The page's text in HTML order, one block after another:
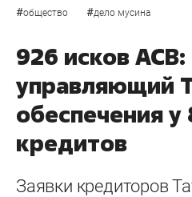
#общество #дело мусина
926 исков
управляющий
обеспечения у
кредитов
Заявки кредиторов